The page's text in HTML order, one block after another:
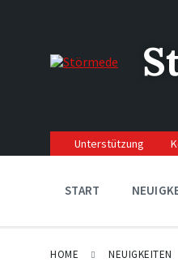
navigation
Unterstützung
START
HOME NEUIGKEITEN